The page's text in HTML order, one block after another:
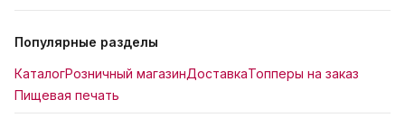
Популярные разделы
КаталогРозничный магазинДоставкаТопперы на заказ
Пищевая печать